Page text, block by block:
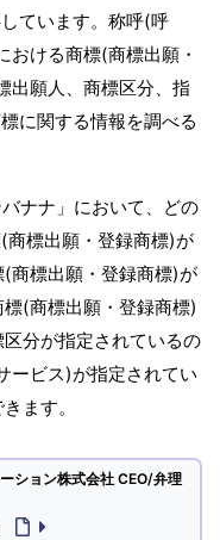
ています。称呼(呼
ける商標(商標出願・
出願人、商標区分、指
に関する情報を調べる
ナナ」において、どの
商標出願・登録商標)が
商標出願・登録商標)が
(商標出願・登録商標)
分が指定されているの
ービス)が指定されてい
ます。
ション株式会社 CEO/弁理